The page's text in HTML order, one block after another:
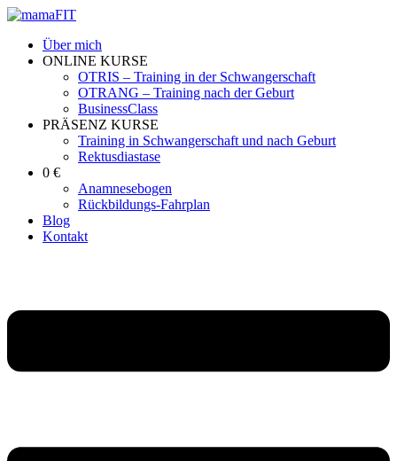
Über mich
ONLINE KURSE
OTRIS – Training in der Schwangerschaft
OTRANG – Training nach der Geburt
BusinessClass
PRÄSENZ KURSE
Training in Schwangerschaft und nach Geburt
Rektusdiastase
0 €
Anamnesebogen
Rückbildungs-Fahrplan
Blog
Kontakt